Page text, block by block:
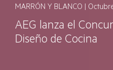
MARRÓN Y BLANCO |
AEG lanza el
Diseño de Cocina